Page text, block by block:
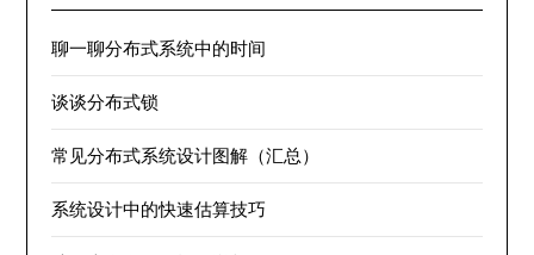
聊一聊分布式系统中的时间
谈谈分布式锁
常见分布式系统设计图解（汇总）
系统设计中的快速估算技巧